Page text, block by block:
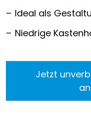
Ideal als
Niedrige
Jetzt